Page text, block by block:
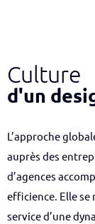
Culture
d'un
L’approche
auprès des
d’agences
efficience. Elle se
service d’une